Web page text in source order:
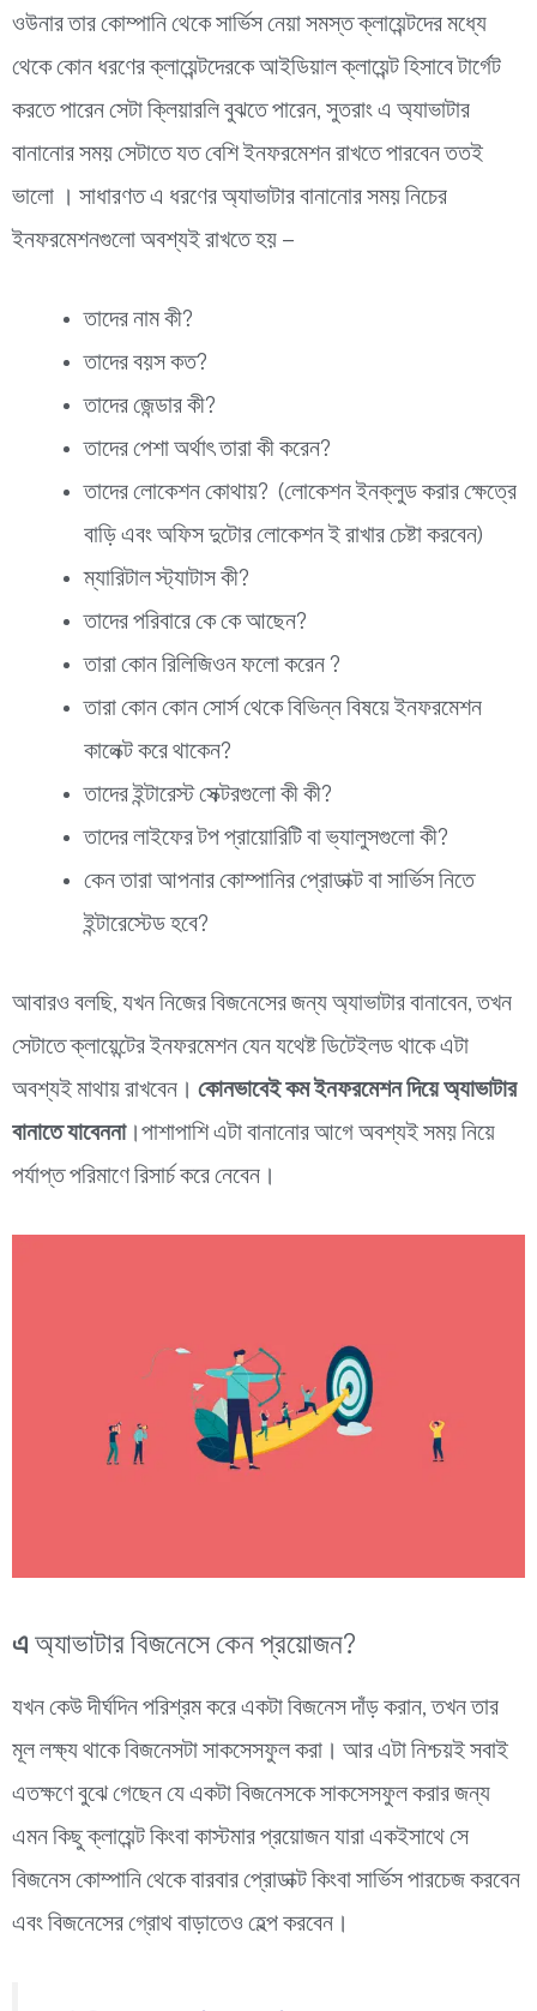
ওউনার তার কোম্পানি থেকে সার্ভিস নেয়া সমস্ত ক্লায়েন্টদের মধ্যে
থেকে কোন ধরণের ক্লায়েন্টদেরকে আইডিয়াল ক্লায়েন্ট হিসাবে টার্গেট
করতে পারেন সেটা ক্লিয়ারলি বুঝতে পারেন, সুতরাং এ অ্যাভাটার
বানানোর সময় সেটাতে যত বেশি ইনফরমেশন রাখতে পারবেন ততই
ভালো । সাধারণত এ ধরণের অ্যাভাটার বানানোর সময় নিচের
ইনফরমেশনগুলো অবশ্যই রাখতে হয় –
তাদের নাম কী?
তাদের বয়স কত?
তাদের জেন্ডার কী?
তাদের পেশা অর্থাৎ তারা কী করেন?
তাদের লোকেশন কোথায়? (লোকেশন ইনক্লুড করার ক্ষেত্রে
বাড়ি এবং অফিস দুটোর লোকেশন ই রাখার চেষ্টা করবেন)
ম্যারিটাল স্ট্যাটাস কী?
তাদের পরিবারে কে কে আছেন?
তারা কোন রিলিজিওন ফলো করেন ?
তারা কোন কোন সোর্স থেকে বিভিন্ন বিষয়ে ইনফরমেশন
কালেক্ট করে থাকেন?
তাদের ইন্টারেস্ট সেক্টরগুলো কী কী?
তাদের লাইফের টপ প্রায়োরিটি বা ভ্যালুসগুলো কী?
কেন তারা আপনার কোম্পানির প্রোডাক্ট বা সার্ভিস নিতে
ইন্টারেস্টেড হবে?
আবারও বলছি, যখন নিজের বিজনেসের জন্য অ্যাভাটার বানাবেন, তখন
সেটাতে ক্লায়েন্টের ইনফরমেশন যেন যথেষ্ট ডিটেইলড থাকে এটা
অবশ্যই মাথায় রাখবেন। কোনভাবেই কম ইনফরমেশন দিয়ে অ্যাভাটার
বানাতে যাবেননা।পাশাপাশি এটা বানানোর আগে অবশ্যই সময় নিয়ে
পর্যাপ্ত পরিমাণে রিসার্চ করে নেবেন।
এ অ্যাভাটার বিজনেসে কেন প্রয়োজন?
যখন কেউ দীর্ঘদিন পরিশ্রম করে একটা বিজনেস দাঁড় করান, তখন তার
মূল লক্ষ্য থাকে বিজনেসটা সাকসেসফুল করা। আর এটা নিশ্চয়ই সবাই
এতক্ষণে বুঝে গেছেন যে একটা বিজনেসকে সাকসেসফুল করার জন্য
এমন কিছু ক্লায়েন্ট কিংবা কাস্টমার প্রয়োজন যারা একইসাথে সে
বিজনেস কোম্পানি থেকে বারবার প্রোডাক্ট কিংবা সার্ভিস পারচেজ করবেন
এবং বিজনেসের গ্রোথ বাড়াতেও হেল্প করবেন।